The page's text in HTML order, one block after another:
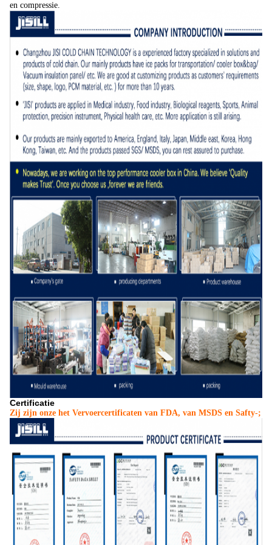
en compressie.
Certificatie
Zij zijn onze het Vervoercertificaten van FDA, van MSDS en Safty-;